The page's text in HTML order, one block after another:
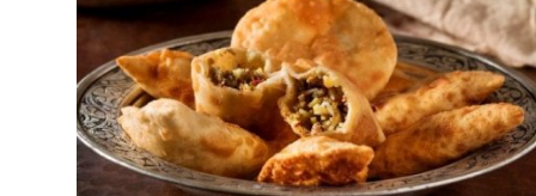
Gıda Güvenliği & Sağlık
İçecek Kültürü & Rehberleri
Popüler Kültür & Mutfak Tarihi
Mutfak Temizliği & Pratik Bilgiler